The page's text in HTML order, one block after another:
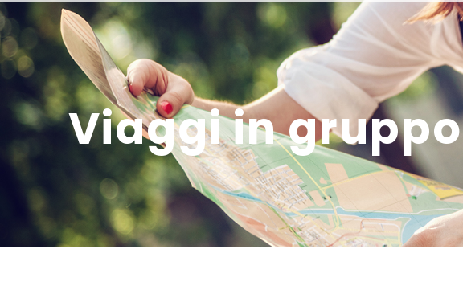
Viaggi in gruppo